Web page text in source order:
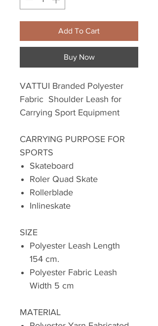
Add To Cart
Buy Now
VATTUI Branded Polyester
Fabric Shoulder Leash for
Carrying Sport Equipment
CARRYING PURPOSE FOR
SPORTS
Skateboard
Roler Quad Skate
Rollerblade
Inlineskate
SIZE
Polyester Leash Length
154 cm.
Polyester Fabric Leash
Width 5 cm
MATERIAL